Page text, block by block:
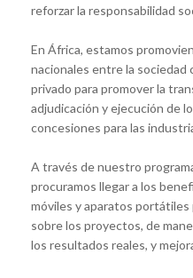
reforzar la responsabilidad
En África, estamos
nacionales entre la sociedad
privado para promover la
adjudicación y ejecución de
concesiones para las
A través de nuestro
procuramos llegar a los
móviles y aparatos
sobre los proyectos, de
los resultados reales, y